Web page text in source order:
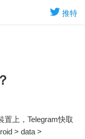
推特
置上，Telegram快取
> data >